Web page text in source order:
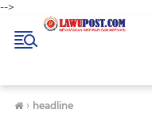
-->
› headline